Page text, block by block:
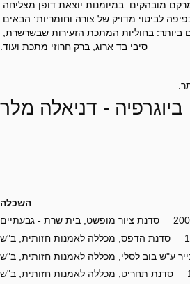
סיבי בד ארוג, ברק חרוזי מתכת ועוד.
ביוגרפיה - דניאלה מלר
השכלה
שרת - גבעתיים
ב"ש